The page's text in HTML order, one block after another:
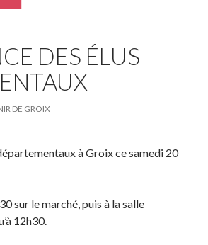
DES ÉLUS
DE GROIX
à Groix ce samedi 20
sur le marché, puis à la salle
12h30.